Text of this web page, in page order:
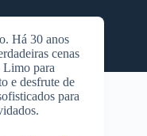
Há 30 anos
cenas
Limo para
e desfrute de
para